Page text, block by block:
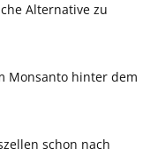
Alternative zu
Monsanto hinter dem
schon nach